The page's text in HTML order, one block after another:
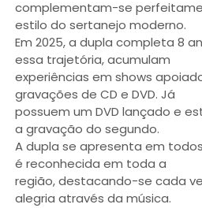
complementam-se
estilo do sertanejo moderno.
Em 2025, a dupla completa 8
essa trajetória, acumulam
experiências em shows
gravações de CD e DVD. Já
possuem um DVD lançado e
a gravação do segundo.
A dupla se apresenta em
é reconhecida em toda a
região, destacando-se cada
alegria através da música.